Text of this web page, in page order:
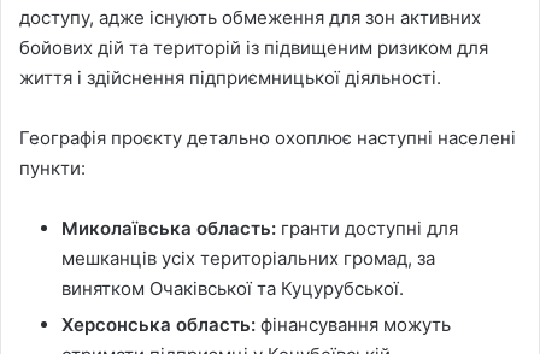
доступу, адже існують обмеження для зон активних
бойових дій та територій із підвищеним ризиком для
життя і здійснення підприємницької діяльності.
Географія проєкту детально охоплює наступні населені
пункти:
Миколаївська область: гранти доступні для
мешканців усіх територіальних громад, за
винятком Очаківської та Куцурубської.
Херсонська область: фінансування можуть